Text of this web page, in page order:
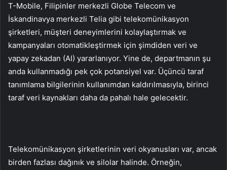
T-Mobile, Filipinler merkezli Globe Telecom ve
İskandinavya merkezli Telia gibi telekomünikasyon
şirketleri, müşteri deneyimlerini kolaylaştırmak ve
kampanyaları otomatikleştirmek için şimdiden veri ve
yapay zekadan (AI) yararlanıyor. Yine de, departmanın şu
anda kullanmadığı pek çok potansiyel var. Üçüncü taraf
tanımlama bilgilerinin kullanımdan kaldırılmasıyla, birinci
taraf veri kaynakları daha da pahalı hale gelecektir.
Telekomünikasyon şirketlerinin veri okyanusları var, ancak
birden fazlası dağınık ve silolar halinde. Örneğin,